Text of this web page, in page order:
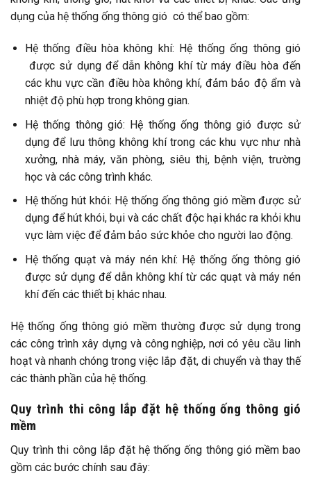
dụng của hệ thống ống thông gió có thể bao gồm:
Hệ thống điều hòa không khí: Hệ thống ống thông gió
được sử dụng để dẫn không khí từ máy điều hòa đến
các khu vực cần điều hòa không khí, đảm bảo độ ẩm và
nhiệt độ phù hợp trong không gian.
Hệ thống thông gió: Hệ thống ống thông gió được sử
dụng để lưu thông không khí trong các khu vực như nhà
xưởng, nhà máy, văn phòng, siêu thị, bệnh viện, trường
học và các công trình khác.
Hệ thống hút khói: Hệ thống ống thông gió mềm được sử
dụng để hút khói, bụi và các chất độc hại khác ra khỏi khu
vực làm việc để đảm bảo sức khỏe cho người lao động.
Hệ thống quạt và máy nén khí: Hệ thống ống thông gió
được sử dụng để dẫn không khí từ các quạt và máy nén
khí đến các thiết bị khác nhau.
Hệ thống ống thông gió mềm thường được sử dụng trong
các công trình xây dựng và công nghiệp, nơi có yêu cầu linh
hoạt và nhanh chóng trong việc lắp đặt, di chuyển và thay thế
các thành phần của hệ thống.
Quy trình thi công lắp đặt hệ thống ống thông gió
mềm
Quy trình thi công lắp đặt hệ thống ống thông gió mềm bao
gồm các bước chính sau đây: